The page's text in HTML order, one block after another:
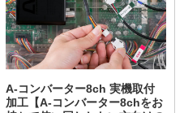
A-コンバーター8ch 実機取付
加工【A-コンバーター8chをお